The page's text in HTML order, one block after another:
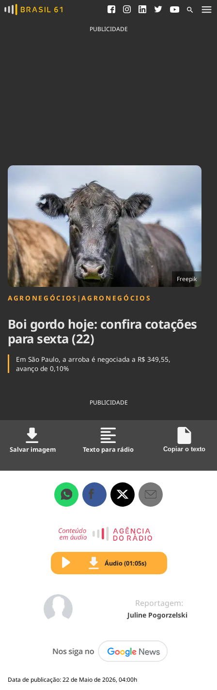
Ver todas as notícias
Saneamento
Indicadores
Brasil Mineral
Tecnologia
Cinema
Comportamento
Cultura
Economia
Educação
Infraestrutura
Internacional
Podcast
Política
Saúde
Tempo
PUBLICIDADE
Freepik
AGRONEGÓCIOS |AGRONEGÓCIOS
Boi gordo hoje: confira cotações
para sexta (22)
Em São Paulo, a arroba é negociada a R$ 349,55,
avanço de 0,10%
PUBLICIDADE
Salvar imagem Texto para rádio Copiar o texto
Áudio (01:05s)
Reportagem:
Juline Pogorzelski
Data de publicação: 22 de Maio de 2026, 04:00h